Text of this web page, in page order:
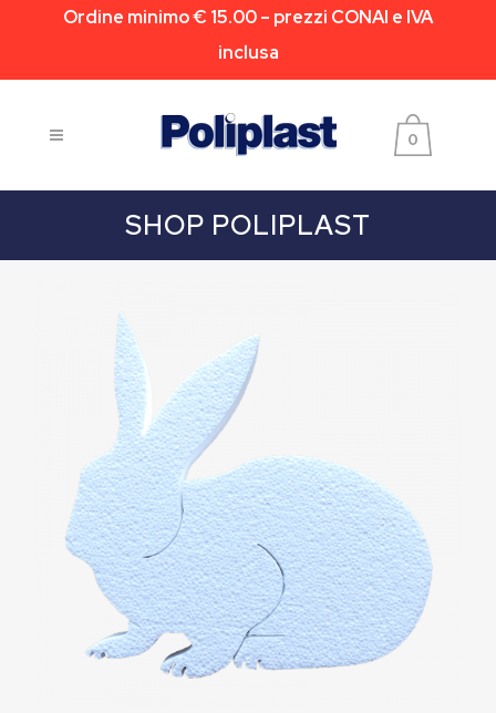
Ordine minimo € 15.00 – prezzi CONAI e IVA
inclusa
0
SHOP POLIPLAST